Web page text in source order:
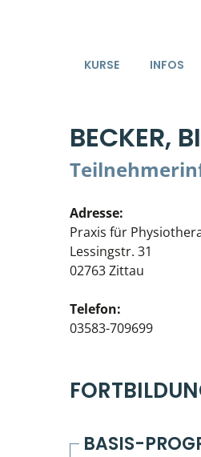
KURSE INFOS
BECKER,
Adresse:
Praxis für
Lessingstr. 31
02763 Zittau
Telefon:
03583-709699
BASIS-